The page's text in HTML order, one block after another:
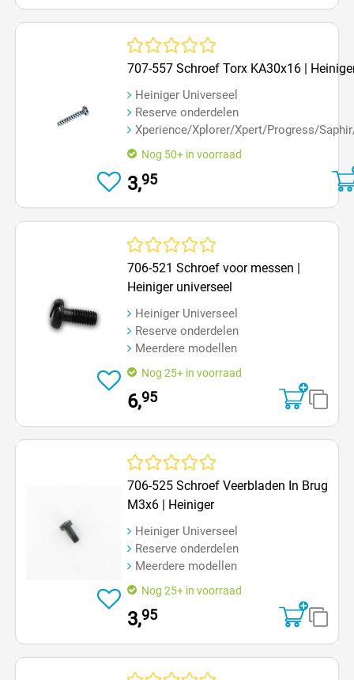
Gemiddelde waardering van 0 van 5 sterren
707-557 Schroef Torx KA30x16 |
Heiniger Universeel
Reserve onderdelen
Xperience/Xplorer/Xpert/Progress/
Nog 50+ in voorraad
3,95
706-521 Schroef voor messen |
Heiniger universeel
Heiniger Universeel
Reserve onderdelen
Meerdere modellen
Nog 25+ in voorraad
6,95
706-525 Schroef Veerbladen In Brug
M3x6 | Heiniger
Heiniger Universeel
Reserve onderdelen
Meerdere modellen
Nog 25+ in voorraad
3,95